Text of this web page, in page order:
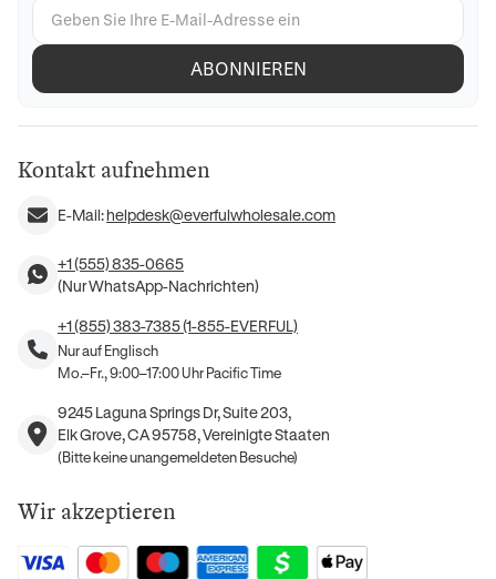
ABONNIEREN
Kontakt aufnehmen
E-Mail:helpdesk@everfulwholesale.com
+1 (555) 835-0665
(Nur WhatsApp-Nachrichten)
+1 (855) 383-7385 (1-855-EVERFUL)
Nur auf Englisch
Mo.–Fr., 9:00–17:00 Uhr Pacific Time
9245 Laguna Springs Dr, Suite 203,
Elk Grove, CA 95758, Vereinigte Staaten
(Bitte keine unangemeldeten Besuche)
Wir akzeptieren